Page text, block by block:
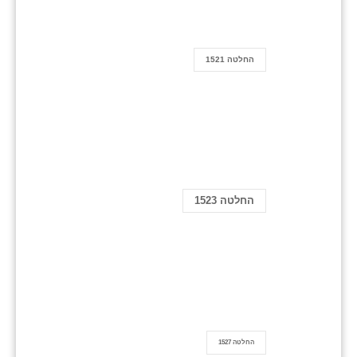
החלטה 1521
החלטה 1523
החלטה 1527